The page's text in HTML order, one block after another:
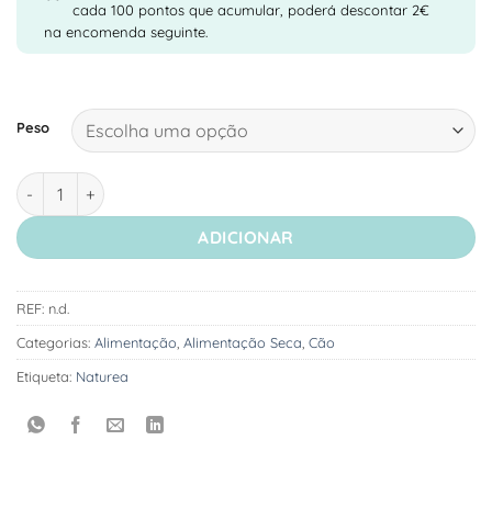
cada 100 pontos que acumular, poderá descontar 2€
na encomenda seguinte.
Peso
Quantidade de Naturea Naturals Agnus Grasslands - Ração
ADICIONAR
REF: n.d.
Categorias: Alimentação Alimentação Seca Cão
Etiqueta: Naturea